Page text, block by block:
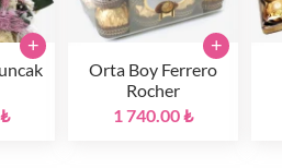
+
Orta Boy Ferrero
Rocher
1 740.00 ₺
+